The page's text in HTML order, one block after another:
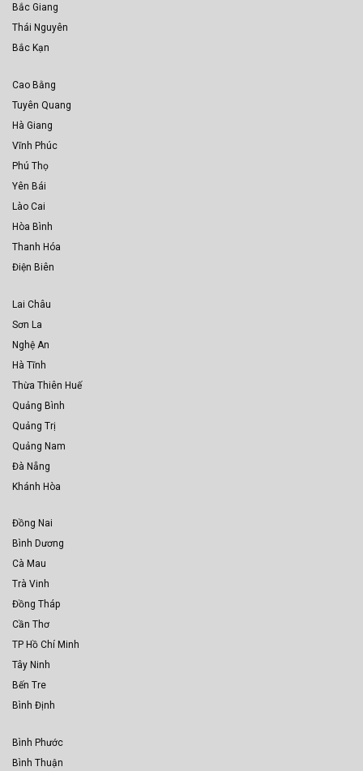
Bắc Giang
Thái Nguyên
Bắc Kạn
Cao Bằng
Tuyên Quang
Hà Giang
Vĩnh Phúc
Phú Thọ
Yên Bái
Lào Cai
Hòa Bình
Thanh Hóa
Điện Biên
Lai Châu
Sơn La
Nghệ An
Hà Tĩnh
Thừa Thiên Huế
Quảng Bình
Quảng Trị
Quảng Nam
Đà Nẵng
Khánh Hòa
Đồng Nai
Bình Dương
Cà Mau
Trà Vinh
Đồng Tháp
Cần Thơ
TP Hồ Chí Minh
Tây Ninh
Bến Tre
Bình Định
Bình Phước
Bình Thuận